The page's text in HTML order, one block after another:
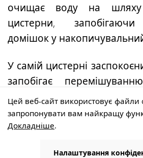
очищає воду на
цистерни,
домішок у
У самій цистерні
запобігає
перекачується з
накопичувача за
системи відкачування -
Цей веб-сайт використовує
запропонувати вам найкращу
Докладніше.
Налаштування